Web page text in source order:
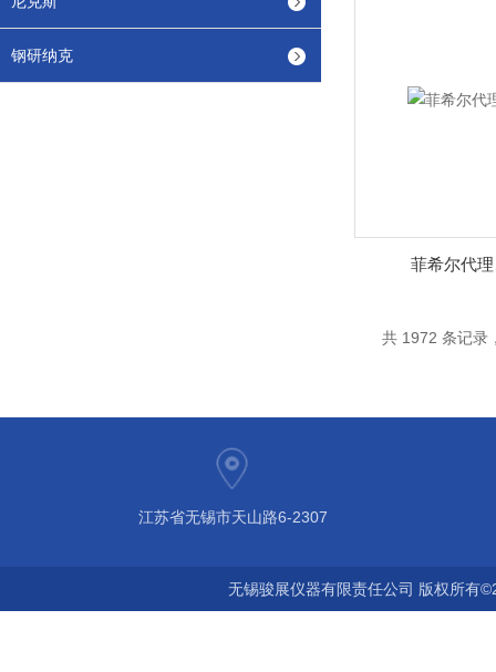
钢研纳克
菲希尔代
共 1972 条记
江苏省无锡市天山路6-2307
无锡骏展仪器有限责任公司 版权所有